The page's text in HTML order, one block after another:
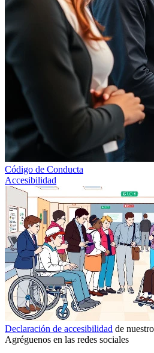
Código de Conducta
Accesibilidad
Declaración de accesibilidad de
Agréguenos en las redes sociales